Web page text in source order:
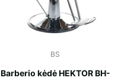
BS
Barberio kėdė HEKTOR BH-